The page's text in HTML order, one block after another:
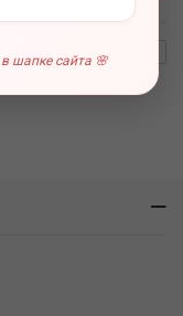
шапке сайта 🌸
В наличии